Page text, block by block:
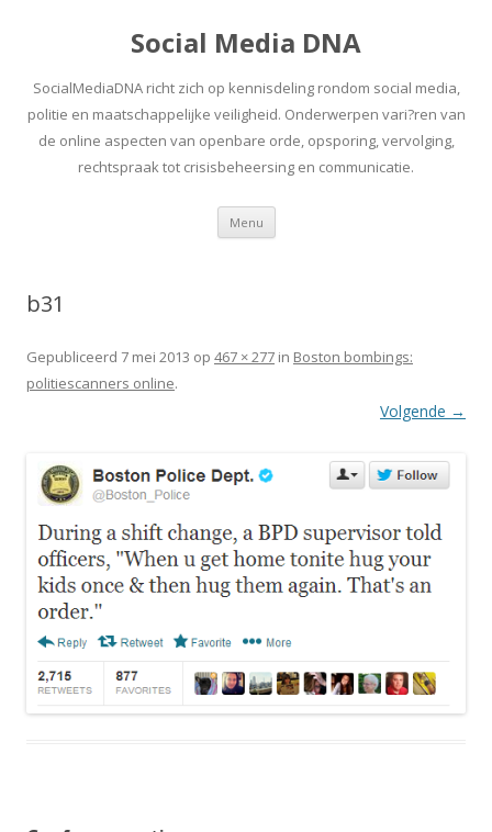
Social Media DNA
SocialMediaDNA richt zich op kennisdeling rondom social media,
politie en maatschappelijke veiligheid. Onderwerpen vari?ren van
de online aspecten van openbare orde, opsporing, vervolging,
rechtspraak tot crisisbeheersing en communicatie.
Menu Spring
inhoud
b31
Gepubliceerd 7 mei 2013 op 467 × 277 in Boston bombings:
politiescanners online.
Volgende →